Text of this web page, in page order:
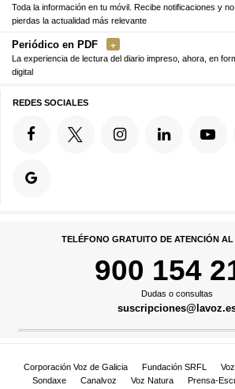
Toda la información en tu móvil. Recibe notificaciones y
pierdas la actualidad más relevante
Periódico en PDF
La experiencia de lectura del diario impreso, ahora, en
digital
REDES SOCIALES
TELÉFONO GRATUITO DE ATENCIÓN AL
900 154
Dudas o consultas
Corporación Voz de Galicia Fundación SRFL
Sondaxe
Canalvoz Voz Natura Prensa-